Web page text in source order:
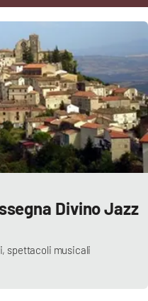
Divino Jazz
spettacoli musicali